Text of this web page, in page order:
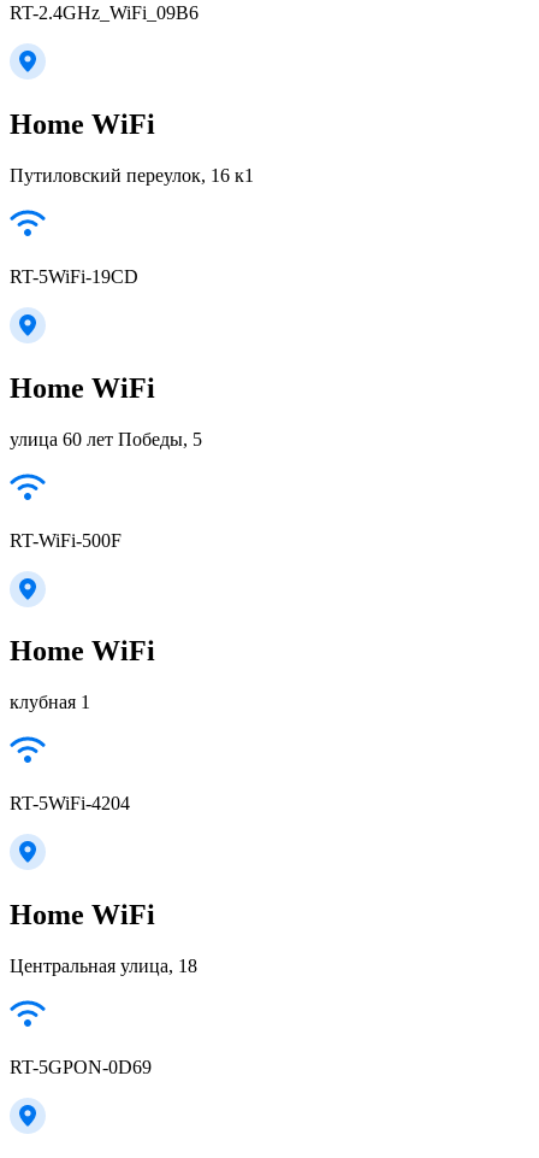
RT-2.4GHz_WiFi_09B6
Home WiFi
Путиловский переулок, 16 к1
RT-5WiFi-19CD
Home WiFi
улица 60 лет Победы, 5
RT-WiFi-500F
Home WiFi
клубная 1
RT-5WiFi-4204
Home WiFi
Центральная улица, 18
RT-5GPON-0D69